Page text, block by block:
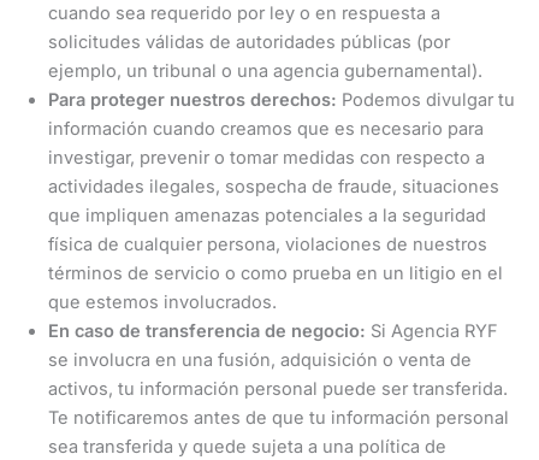
cuando sea requerido por ley o en respuesta a
solicitudes válidas de autoridades públicas (por
ejemplo, un tribunal o una agencia gubernamental).
Para proteger nuestros derechos: Podemos divulgar tu
información cuando creamos que es necesario para
investigar, prevenir o tomar medidas con respecto a
actividades ilegales, sospecha de fraude, situaciones
que impliquen amenazas potenciales a la seguridad
física de cualquier persona, violaciones de nuestros
términos de servicio o como prueba en un litigio en el
que estemos involucrados.
En caso de transferencia de negocio: Si Agencia RYF
se involucra en una fusión, adquisición o venta de
activos, tu información personal puede ser transferida.
Te notificaremos antes de que tu información personal
sea transferida y quede sujeta a una política de